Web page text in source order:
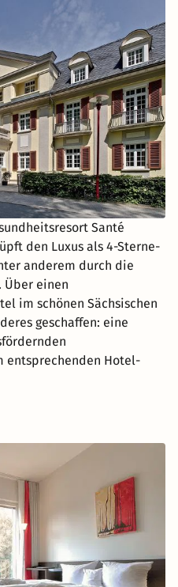
Santé
den Luxus als 4-Sterne-
anderem durch die
Über einen
im schönen Sächsischen
geschaffen: eine
entsprechenden Hotel-